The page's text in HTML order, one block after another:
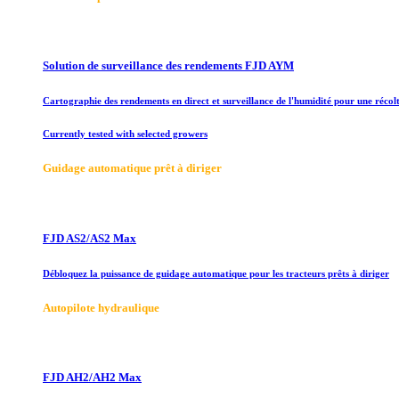
Solution de surveillance des rendements FJD AYM
Cartographie des rendements en direct et surveillance de l'humidité pour une
Currently tested with selected growers
Guidage automatique prêt à diriger
FJD AS2/AS2 Max
Débloquez la puissance de guidage automatique pour les tracteurs prêts à diriger
Autopilote hydraulique
FJD AH2/AH2 Max